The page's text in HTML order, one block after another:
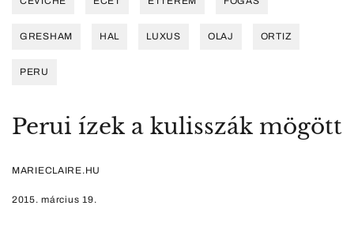
GRESHAM HAL LUXUS OLAJ ORTIZ
PERU
Perui ízek a kulisszák mögött
MARIECLAIRE.HU
2015. március 19.